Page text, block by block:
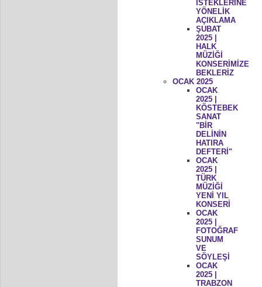
İSTEKLERİNE
YÖNELİK
AÇIKLAMA
ŞUBAT
2025 |
HALK
MÜZİĞİ
KONSERİMİZE
BEKLERİZ
OCAK 2025
OCAK
2025 |
KÖSTEBEK
SANAT
"BİR
DELİNİN
HATIRA
DEFTERİ"
OCAK
2025 |
TÜRK
MÜZİĞİ
YENİ YIL
KONSERİ
OCAK
2025 |
FOTOĞRAF
SUNUM
VE
SÖYLEŞİ
OCAK
2025 |
TRABZON